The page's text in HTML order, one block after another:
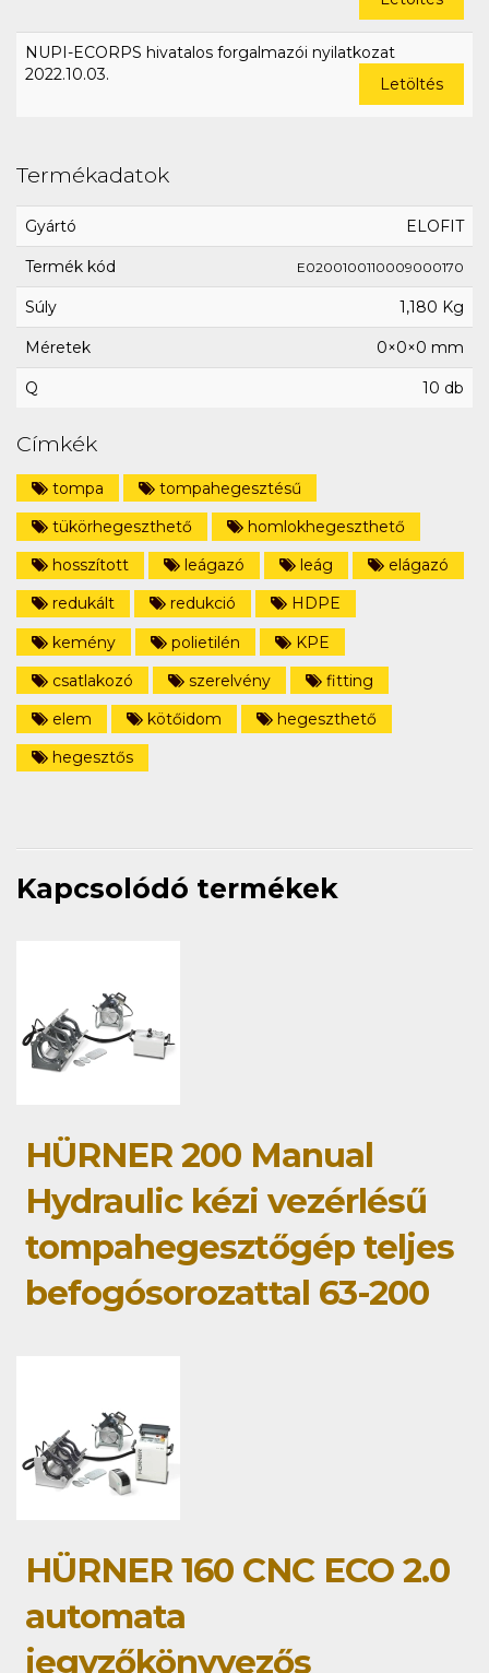
NUPI-ECORPS hivatalos forgalmazói nyilatkozat
2022.10.03.
Letöltés
Termékadatok
Gyártó ELOFIT
Termék kód E0200100110009000170
Súly 1,180 Kg
Méretek 0×0×0 mm
Q 10 db
Címkék
tompa
tompahegesztésű
tükörhegeszthető
homlokhegeszthető
hosszított
leágazó leág
elágazó
redukált
redukció
HDPE
kemény
polietilén
KPE
csatlakozó
szerelvény
fitting
elem
kötőidom
hegeszthető
hegesztős
Kapcsolódó termékek
HÜRNER 200 Manual
Hydraulic kézi vezérlésű
tompahegesztőgép teljes
befogósorozattal 63-200
HÜRNER 160 CNC ECO 2.0
automata
jegyzőkönyvezős